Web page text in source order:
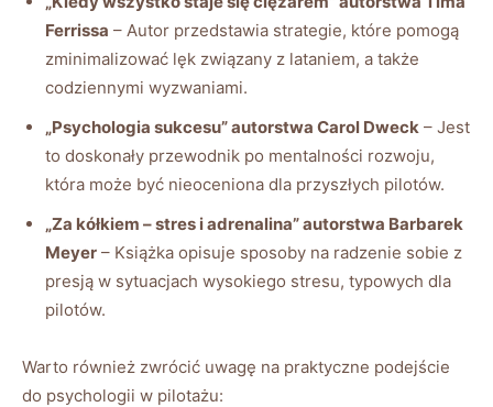
Ferrissa –​ Autor ⁣przedstawia strategie,‌ które ⁤pomogą
zminimalizować lęk związany‌ z lataniem, a także
codziennymi wyzwaniami.
„Psychologia​ sukcesu” autorstwa Carol​ Dweck ⁢– Jest⁣
to doskonały przewodnik⁢ po mentalności⁤ rozwoju,‍
która może być⁤ nieoceniona ⁤dla przyszłych pilotów.
„Za ‌kółkiem‍ – stres i adrenalina” autorstwa ⁤Barbarek
Meyer – Książka⁢ opisuje ​sposoby na radzenie sobie ‌z
⁤presją⁣ w sytuacjach wysokiego ⁤stresu, ⁤typowych dla‌
pilotów.
Warto również⁣ zwrócić uwagę na praktyczne podejście
do psychologii​ w pilotażu: